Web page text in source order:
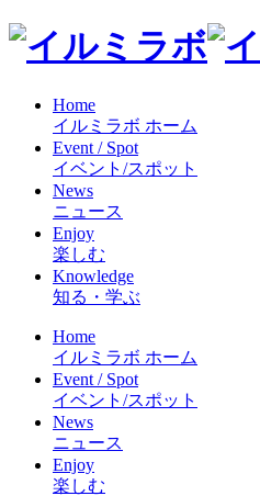
Home
イルミラボ ホーム
Event / Spot
イベント/スポット
News
ニュース
Enjoy
楽しむ
Knowledge
知る・学ぶ
Home
イルミラボ ホーム
Event / Spot
イベント/スポット
News
ニュース
Enjoy
楽しむ